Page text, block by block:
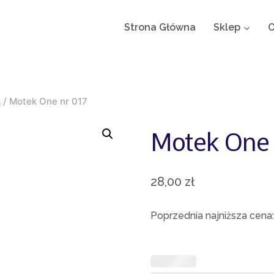
Strona Główna Sklep
/ Motek One nr 017
Motek
28,00 zł
Poprzednia najniższa